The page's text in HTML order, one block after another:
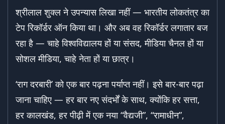
श्रीलाल शुक्ल ने उपन्यास लिखा नहीं — भारतीय लोकतंत्र का
टेप रिकॉर्डर ऑन किया था। और अब वह रिकॉर्डर लगातार बज
रहा है — चाहे विश्वविद्यालय हों या संसद, मीडिया चैनल हों या
सोशल मीडिया, चाहे नेता हों या छात्र।
‘राग दरबारी’ को एक बार पढ़ना पर्याप्त नहीं। इसे बार-बार पढ़ा
जाना चाहिए — हर बार नए संदर्भों के साथ, क्योंकि हर सत्ता,
हर कालखंड, हर पीढ़ी में एक नया “वैद्यजी”, “रामाधीन”,